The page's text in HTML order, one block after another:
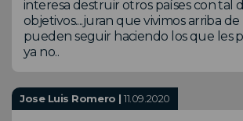
interesa destruir otros países con tal
objetivos....juran que vivimos arriba
pueden seguir haciendo los que les
ya no..
Jose Luis Romero |11.09.2020